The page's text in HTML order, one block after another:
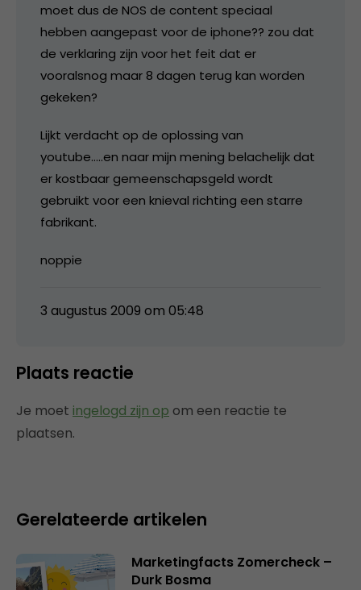
moet dus de NOS de content speciaal
hebben aangepast voor de iphone?? zou dat
de verklaring zijn voor het feit dat er
vooralsnog maar 8 dagen terug kan worden
gekeken?
Lijkt verdacht op de oplossing van
youtube…..en naar mijn mening belachelijk dat
er kostbaar gemeenschapsgeld wordt
gebruikt voor een knieval richting een starre
fabrikant.
noppie
3 augustus 2009 om 05:48
Plaats reactie
Je moet ingelogd zijn op om een reactie te
plaatsen.
Gerelateerde artikelen
Marketingfacts Zomercheck –
Durk Bosma